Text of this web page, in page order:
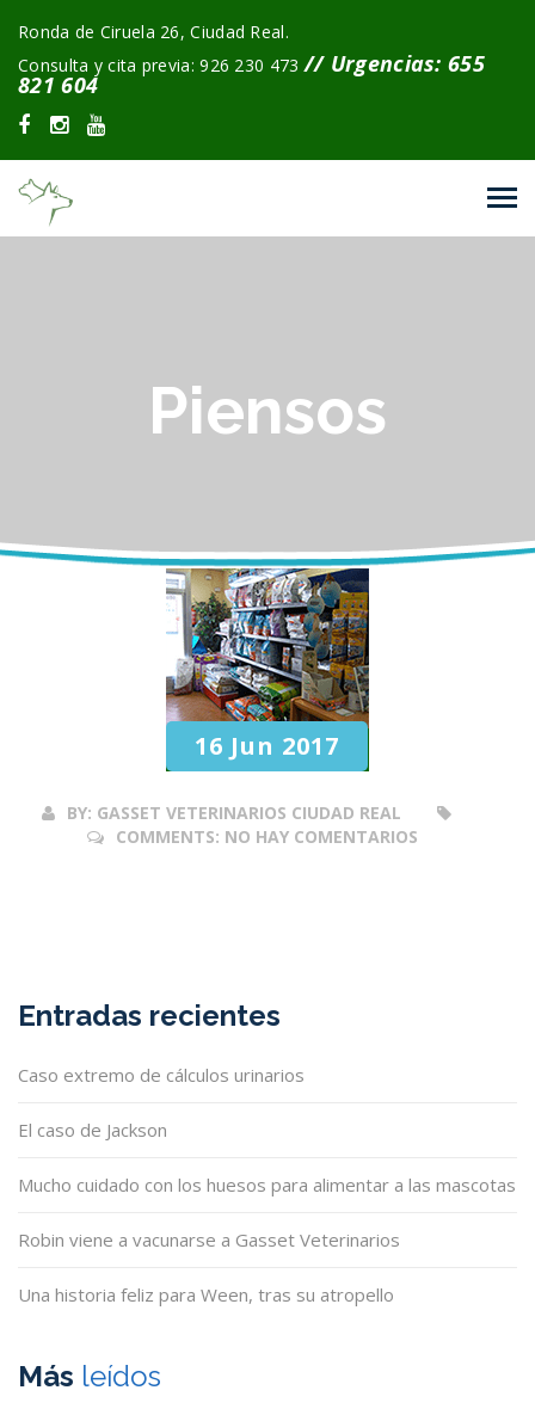
Ronda de Ciruela 26, Ciudad Real.
Consulta y cita previa: 926 230 473// Urgencias: 655
821 604
Piensos
16 Jun 2017
BY: GASSET VETERINARIOS CIUDAD REAL
COMMENTS: NO HAY COMENTARIOS
Entradas recientes
Caso extremo de cálculos urinarios
El caso de Jackson
Mucho cuidado con los huesos para alimentar a las mascotas
Robin viene a vacunarse a Gasset Veterinarios
Una historia feliz para Ween, tras su atropello
Más leídos